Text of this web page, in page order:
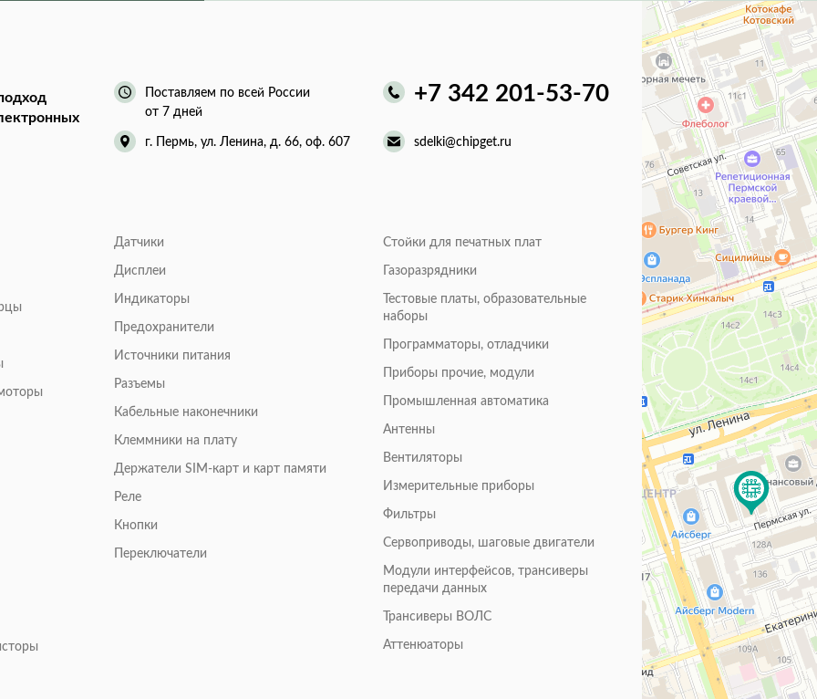
Поставляем по всей России
от 7 дней
+7 342 201-53-70
г. Пермь, ул. Ленина, д. 66, оф. 607 sdelki@chipget.ru
Датчики
Дисплеи
Индикаторы
Предохранители
Источники питания
Разъемы
Кабельные наконечники
Клеммники на плату
Держатели SIM-карт и карт памяти
Реле
Кнопки
Переключатели
Стойки для печатных плат
Газоразрядники
Тестовые платы, образовательные
наборы
Программаторы, отладчики
Приборы прочие, модули
Промышленная автоматика
Антенны
Вентиляторы
Измерительные приборы
Фильтры
Сервоприводы, шаговые двигатели
Модули интерфейсов, трансиверы
передачи данных
Трансиверы ВОЛС
Аттенюаторы